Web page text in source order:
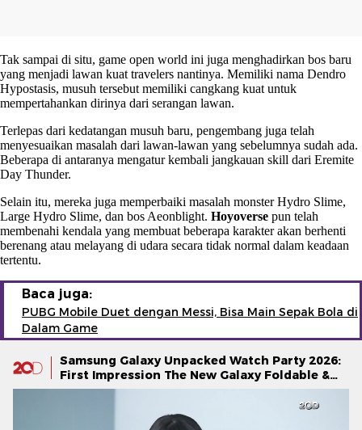
Tak sampai di situ, game open world ini juga menghadirkan bos baru
yang menjadi lawan kuat travelers nantinya. Memiliki nama Dendro
Hypostasis, musuh tersebut memiliki cangkang kuat untuk
mempertahankan dirinya dari serangan lawan.
Terlepas dari kedatangan musuh baru, pengembang juga telah
menyesuaikan masalah dari lawan-lawan yang sebelumnya sudah ada.
Beberapa di antaranya mengatur kembali jangkauan skill dari Eremite
Day Thunder.
Selain itu, mereka juga memperbaiki masalah monster Hydro Slime,
Large Hydro Slime, dan bos Aeonblight. Hoyoverse pun telah
membenahi kendala yang membuat beberapa karakter akan berhenti
berenang atau melayang di udara secara tidak normal dalam keadaan
tertentu.
Baca juga:
PUBG Mobile Duet dengan Messi, Bisa Main Sepak Bola di
Dalam Game
Samsung Galaxy Unpacked Watch Party 2026:
First Impression The New Galaxy Foldable &
Galaxy Watch Series